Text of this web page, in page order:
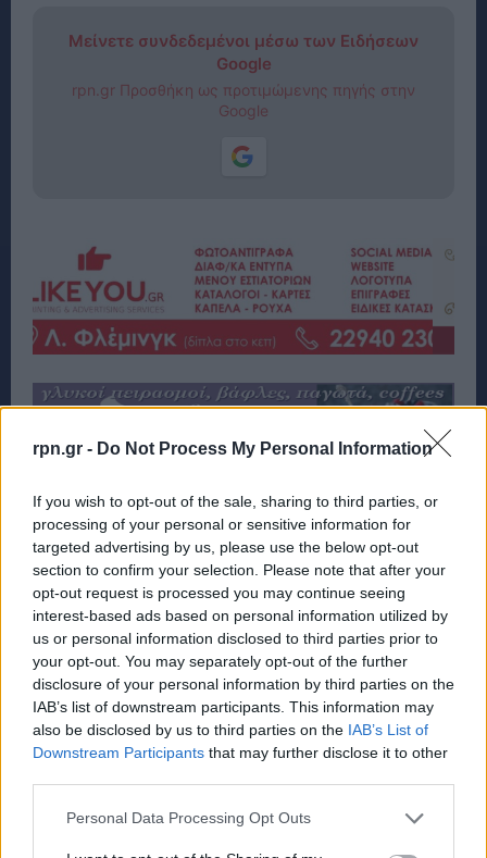
rpn.gr - Do Not Process My Personal Information
If you wish to opt-out of the sale, sharing to third parties, or
processing of your personal or sensitive information for
targeted advertising by us, please use the below opt-out
section to confirm your selection. Please note that after your
opt-out request is processed you may continue seeing
interest-based ads based on personal information utilized by
us or personal information disclosed to third parties prior to
your opt-out. You may separately opt-out of the further
disclosure of your personal information by third parties on the
IAB’s list of downstream participants. This information may
also be disclosed by us to third parties on the IAB’s List of
Downstream Participants that may further disclose it to other
Personal Data Processing Opt Outs
Μείνετε συνδεδεμένοι μέσω των Ειδήσεων
Google
rpn.gr Προσθήκη ως προτιμώμενης πηγής στην
Google